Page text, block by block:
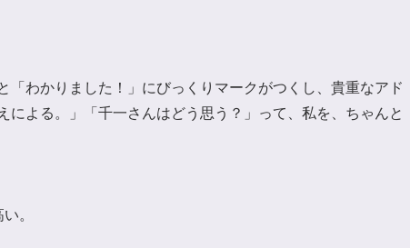
わかりました！」にびっくりマークがつくし、貴重なアド
よる。」「千一さんはどう思う？」って、私を、ちゃんと
。